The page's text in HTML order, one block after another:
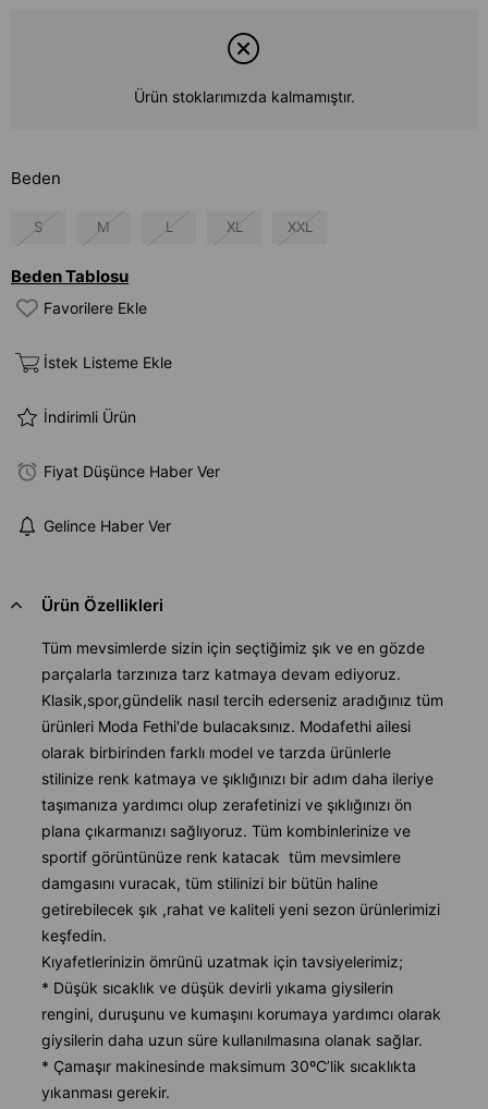
Ürün stoklarımızda kalmamıştır.
Beden
S M L XL XXL
Beden Tablosu
Favorilere Ekle
İstek Listeme Ekle
İndirimli Ürün
Fiyat Düşünce Haber Ver
Gelince Haber Ver
Ürün Özellikleri
Tüm mevsimlerde sizin için seçtiğimiz şık ve en gözde
parçalarla tarzınıza tarz katmaya devam ediyoruz.
Klasik,spor,gündelik nasıl tercih ederseniz aradığınız tüm
ürünleri Moda Fethi'de bulacaksınız. Modafethi ailesi
olarak birbirinden farklı model ve tarzda ürünlerle
stilinize renk katmaya ve şıklığınızı bir adım daha ileriye
taşımanıza yardımcı olup zerafetinizi ve şıklığınızı ön
plana çıkarmanızı sağlıyoruz. Tüm kombinlerinize ve
sportif görüntünüze renk katacak tüm mevsimlere
damgasını vuracak, tüm stilinizi bir bütün haline
getirebilecek şık ,rahat ve kaliteli yeni sezon ürünlerimizi
keşfedin.
Kıyafetlerinizin ömrünü uzatmak için tavsiyelerimiz;
* Düşük sıcaklık ve düşük devirli yıkama giysilerin
rengini, duruşunu ve kumaşını korumaya yardımcı olarak
giysilerin daha uzun süre kullanılmasına olanak sağlar.
* Çamaşır makinesinde maksimum 30ºC’lik sıcaklıkta
yıkanması gerekir.